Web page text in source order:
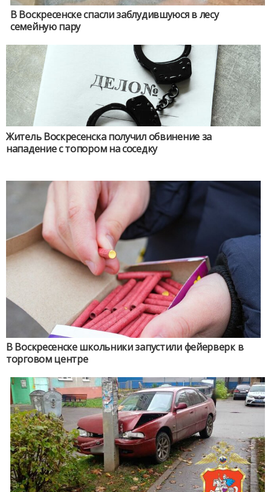
В Воскресенске спасли заблудившуюся в лесу
семейную пару
Житель Воскресенска получил обвинение за
нападение с топором на соседку
В Воскресенске школьники запустили фейерверк в
торговом центре